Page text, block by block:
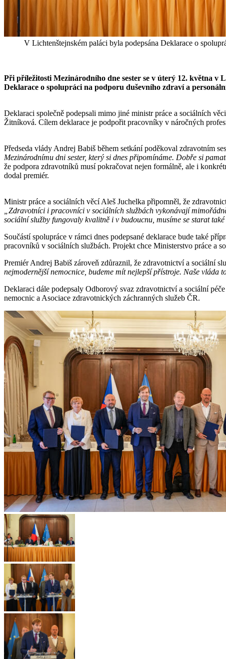
V Lichtenštejnském paláci byla podepsána Deklarace o
Při příležitosti Mezinárodního dne sester se v úterý 12. května v
Deklarace o spolupráci na podporu duševního zdraví a
Deklaraci společně podepsali mimo jiné ministr práce a sociálních
Žitníková. Cílem deklarace je podpořit pracovníky v náročných
Předseda vlády Andrej Babiš během setkání poděkoval zdravotním
Mezinárodnímu dni sester, který si dnes připomínáme. Dobře si
že podpora zdravotníků musí pokračovat nejen formálně, ale i
dodal premiér.
Ministr práce a sociálních věcí Aleš Juchelka připomněl, že
„Zdravotníci i pracovníci v sociálních službách vykonávají
sociální služby fungovaly kvalitně i v budoucnu, musíme se starat
Součástí spolupráce v rámci dnes podepsané deklarace bude také
pracovníků v sociálních službách. Projekt chce Ministerstvo práce a
Premiér Andrej Babiš zároveň zdůraznil, že zdravotnictví a sociální
nejmodernější nemocnice, budeme mít nejlepší přístroje. Naše
Deklaraci dále podepsaly Odborový svaz zdravotnictví a sociální
nemocnic a Asociace zdravotnických záchranných služeb ČR.